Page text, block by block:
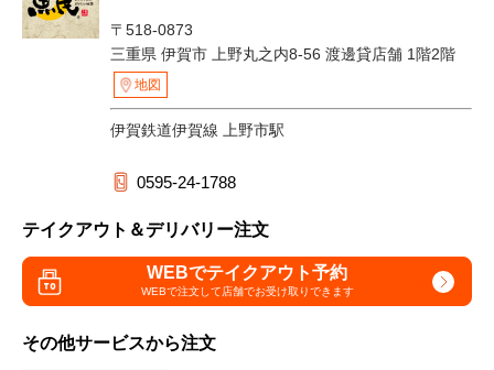
〒518-0873
三重県 伊賀市 上野丸之内8-56 渡邊貸店舗 1階2階
地図
伊賀鉄道伊賀線 上野市駅
0595-24-1788
テイクアウト＆デリバリー注文
WEBでテイクアウト予約
WEBで注文して店舗でお受け取りできます
その他サービスから注文